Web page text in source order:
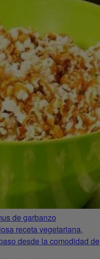
de garbanzo
receta vegetariana,
desde la comodidad de